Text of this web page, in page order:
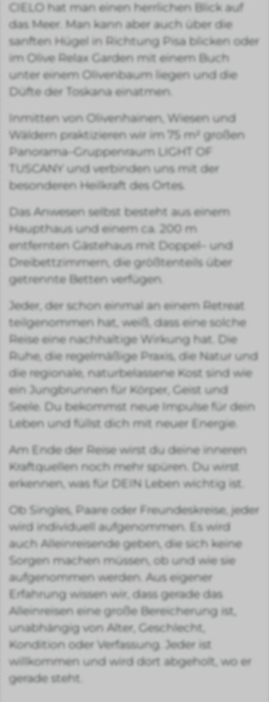
CIELO hat man einen herrlichen Blick auf
das Meer. Man kann aber auch über die
sanften Hügel in Richtung Pisa blicken oder
im Olive Relax Garden mit einem Buch
unter einem Olivenbaum liegen und die
Düfte der Toskana einatmen.
Inmitten von Olivenhainen, Wiesen und
Wäldern praktizieren wir im 75 m² großen
Panorama–Gruppenraum LIGHT OF
TUSCANY und verbinden uns mit der
besonderen Heilkraft des Ortes.
Das Anwesen selbst besteht aus einem
Haupthaus und einem ca. 200 m
entfernten Gästehaus mit Doppel– und
Dreibettzimmern, die größtenteils über
getrennte Betten verfügen.
Jeder, der schon einmal an einem Retreat
teilgenommen hat, weiß, dass eine solche
Reise eine nachhaltige Wirkung hat. Die
Ruhe, die regelmäßige Praxis, die Natur und
die regionale, naturbelassene Kost sind wie
ein Jungbrunnen für Körper, Geist und
Seele. Du bekommst neue Impulse für dein
Leben und füllst dich mit neuer Energie.
Am Ende der Reise wirst du deine inneren
Kraftquellen noch mehr spüren. Du wirst
erkennen, was für DEIN Leben wichtig ist.
Ob Singles, Paare oder Freundeskreise, jeder
wird individuell aufgenommen. Es wird
auch Alleinreisende geben, die sich keine
Sorgen machen müssen, ob und wie sie
aufgenommen werden. Aus eigener
Erfahrung wissen wir, dass gerade das
Alleinreisen eine große Bereicherung ist,
unabhängig von Alter, Geschlecht,
Kondition oder Verfassung. Jeder ist
willkommen und wird dort abgeholt, wo er
gerade steht.